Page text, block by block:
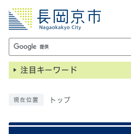
注目キーワード
現在位置 トップ